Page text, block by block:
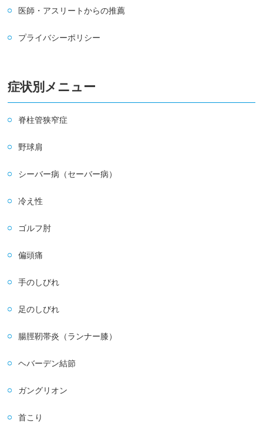
医師・アスリートからの推薦
プライバシーポリシー
症状別メニュー
脊柱管狭窄症
野球肩
シーバー病（セーバー病）
冷え性
ゴルフ肘
偏頭痛
手のしびれ
足のしびれ
腸脛靭帯炎（ランナー膝）
ヘバーデン結節
ガングリオン
首こり